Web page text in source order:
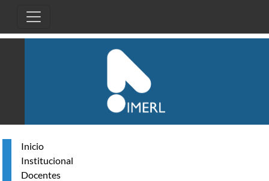
Inicio
Institucional
Docentes